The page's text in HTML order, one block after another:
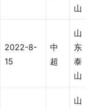
山
2022-8-
15
中
超
山
东
泰
山
山